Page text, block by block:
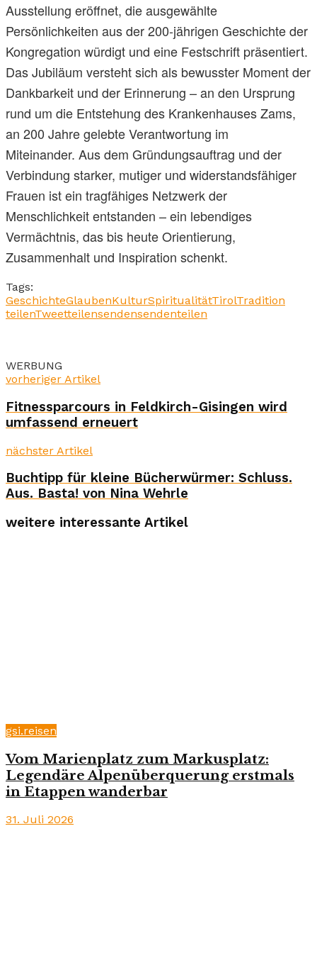
Ausstellung eröffnet, die ausgewählte
Persönlichkeiten aus der 200-jährigen Geschichte der
Kongregation würdigt und eine Festschrift präsentiert.
Das Jubiläum versteht sich als bewusster Moment der
Dankbarkeit und der Erinnerung – an den Ursprung
rund um die Entstehung des Krankenhauses Zams,
an 200 Jahre gelebte Verantwortung im
Miteinander. Aus dem Gründungsauftrag und der
Verbindung starker, mutiger und widerstandsfähiger
Frauen ist ein tragfähiges Netzwerk der
Menschlichkeit entstanden – ein lebendiges
Vermächtnis, das bis heute Orientierung,
Zusammenhalt und Inspiration schenkt.
Tags:
GeschichteGlaubenKulturSpiritualitätTirolTradition
teilenTweetteilensendensendenteilen
WERBUNG
vorheriger Artikel
Fitnessparcours in Feldkirch-Gisingen wird
umfassend erneuert
nächster Artikel
Buchtipp für kleine Bücherwürmer: Schluss.
Aus. Basta! von Nina Wehrle
weitere interessante Artikel
gsi.reisen
Vom Marienplatz zum Markusplatz:
Legendäre Alpenüberquerung erstmals
in Etappen wanderbar
31. Juli 2026